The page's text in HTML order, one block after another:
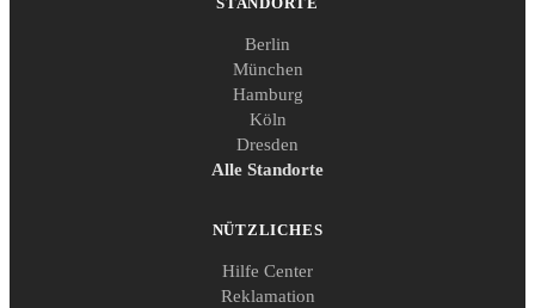
Berlin
München
Hamburg
Köln
Dresden
Alle Standorte
NÜTZLICHES
Hilfe Center
Reklamation